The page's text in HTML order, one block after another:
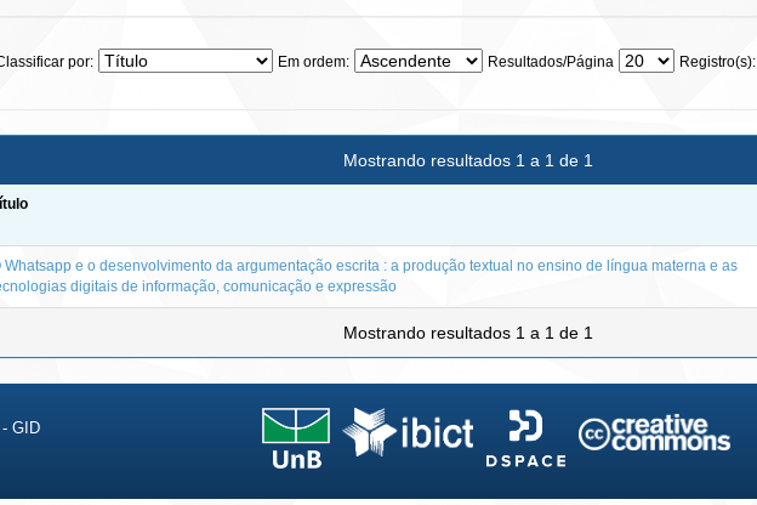
por: Em ordem: Resultados/Página Registro(s):
Mostrando resultados 1 a 1 de 1
Whatsapp e o desenvolvimento da argumentação escrita : a produção textual no ensino de língua materna e as
digitais de informação, comunicação e expressão
Mostrando resultados 1 a 1 de 1
GID